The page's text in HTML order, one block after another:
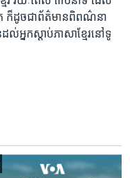
ក៏ដូច​​ជា​ព័ត៌មាន​ពិពណ៌នា​
អ្នក​ស្តាប់​ភាសា​ខ្មែរ​នៅ​ទូ